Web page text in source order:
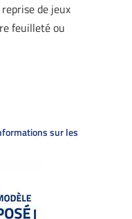
de jeux
feuilleté ou
sur les